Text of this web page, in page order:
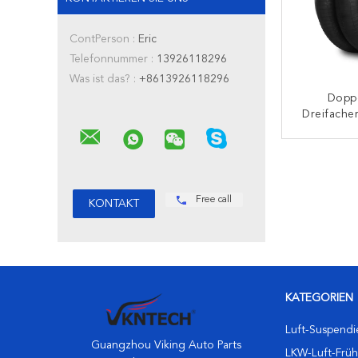
ContPerson : Eric
Telefonnummer : 13926118296
Was ist das? : +8613926118296
Free call
Guangzhou Viking Auto Parts
KATEGORIEN
Luft-
LKW-Luft-